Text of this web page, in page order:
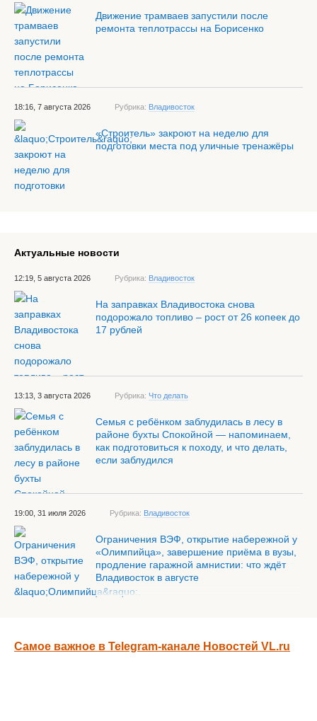
Движение трамваев запустили после
ремонта теплотрассы на Борисенко
18:16, 7 августа 2026 Рубрика: Владивосток
«Строитель» закроют на неделю для
подготовки места под уличные тренажёры
Актуальные новости
12:19, 5 августа 2026 Рубрика: Владивосток
На заправках Владивостока снова
подорожало топливо – рост от 26 копеек до
17 рублей
13:13, 3 августа 2026 Рубрика: Что делать
Семья с ребёнком заблудилась в лесу в
районе бухты Спокойной — напоминаем,
как подготовиться к походу, и что делать,
если заблудился
19:00, 31 июля 2026 Рубрика: Владивосток
Ограничения ВЭФ, открытие набережной у
«Олимпийца», завершение приёма в вузы,
продление гаражной амнистии: что ждёт
Владивосток в августе
Самое важное в Telegram-канале Новостей VL.ru